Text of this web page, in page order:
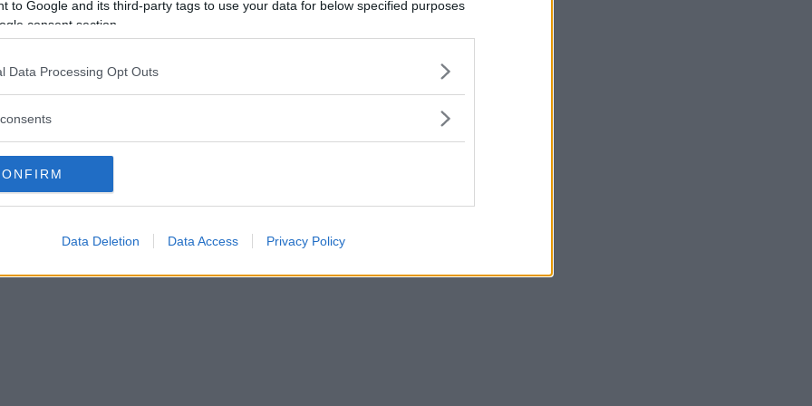
to Google and its third-party tags to use your data for below specified purposes
consent section.
Data Processing Opt Outs
Data Deletion Data Access Privacy Policy
Buon compleanno
delle due insieme.
a leggere dopo la pubblicità